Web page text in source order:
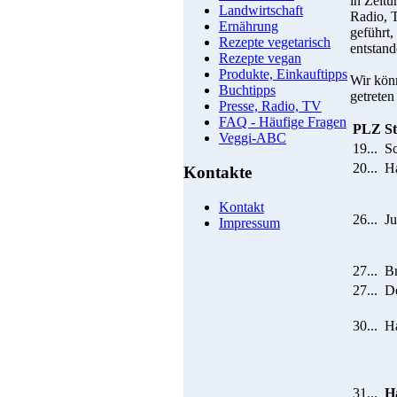
Landwirtschaft
Ernährung
Rezepte vegetarisch
Rezepte vegan
Produkte, Einkauftipps
Buchtipps
Presse, Radio, TV
FAQ - Häufige Fragen
Veggi-ABC
Kontakte
Kontakt
Impressum
Radio,
Wir
PLZ
19...
20...
26...
27...
27...
30...
31...